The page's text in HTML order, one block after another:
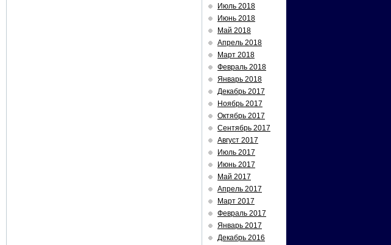
Июль 2018
Июнь 2018
Май 2018
Апрель 2018
Март 2018
Февраль 2018
Январь 2018
Декабрь 2017
Ноябрь 2017
Октябрь 2017
Сентябрь 2017
Август 2017
Июль 2017
Июнь 2017
Май 2017
Апрель 2017
Март 2017
Февраль 2017
Январь 2017
Декабрь 2016